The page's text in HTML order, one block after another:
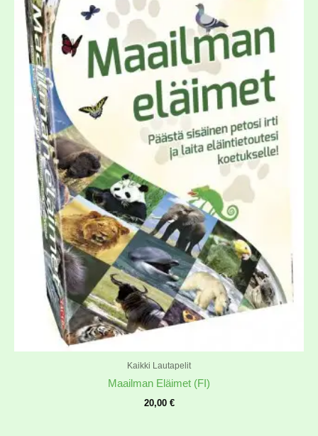
Kaikki Lautapelit
Maailman Eläimet (FI)
20,00 €